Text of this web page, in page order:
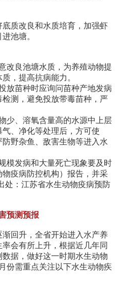
质改良和水质培育，加强虾
池塘。
改良池塘水质，为养殖动物提
，提高抗病能力。
放苗种时应询问苗种产地发病
测，避免投放带毒苗种，严
少、溶氧含量高的水源中上层
、净化等处理后，方可使
野杂鱼、敌害生物等进入水
模发病和大量死亡现象要及时
疫病防控机构）报告，并采
处：江苏省水生动物疫病预防
预测预报
回升，全省开始进入水产养
会有所上升，根据近几年同
据，做好这一时期水生动物
份需重点关注以下水生动物疾